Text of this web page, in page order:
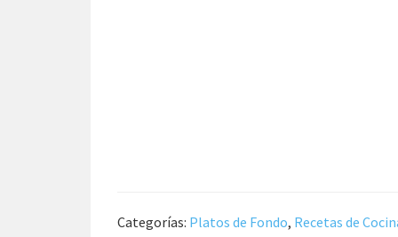
Categorías: Platos de Fondo, Recetas de